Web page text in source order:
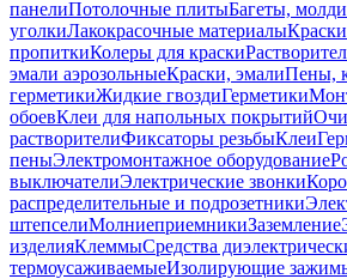
панелиПотолочные плитыБагеты,
уголкиЛакокрасочные материалыКраски
пропиткиКолеры для краски
эмали аэрозольныеКраски, эмалиПены,
герметикиЖидкие гвоздиГерметики
обоевКлеи для напольных покрытий
растворителиФиксаторы резьбыКлеи
пеныЭлектромонтажное оборудование
выключателиЭлектрические звонки
распределительные и подрозетники
штепселиМолниеприемникиЗаземление
изделияКлеммыСредства
термоусаживаемыеИзолирующие